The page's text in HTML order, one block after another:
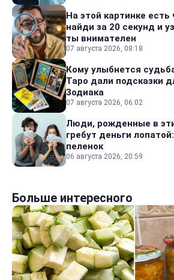
На этой картинке
найди за 20 секунд и
ты внимателен
07 августа 2026, 08:18
Кому улыбнется
Таро дали подсказки
Зодиака
07 августа 2026, 06:02
Люди, рожденные в
гребут деньги
пеленок
06 августа 2026, 20:59
Больше интересного